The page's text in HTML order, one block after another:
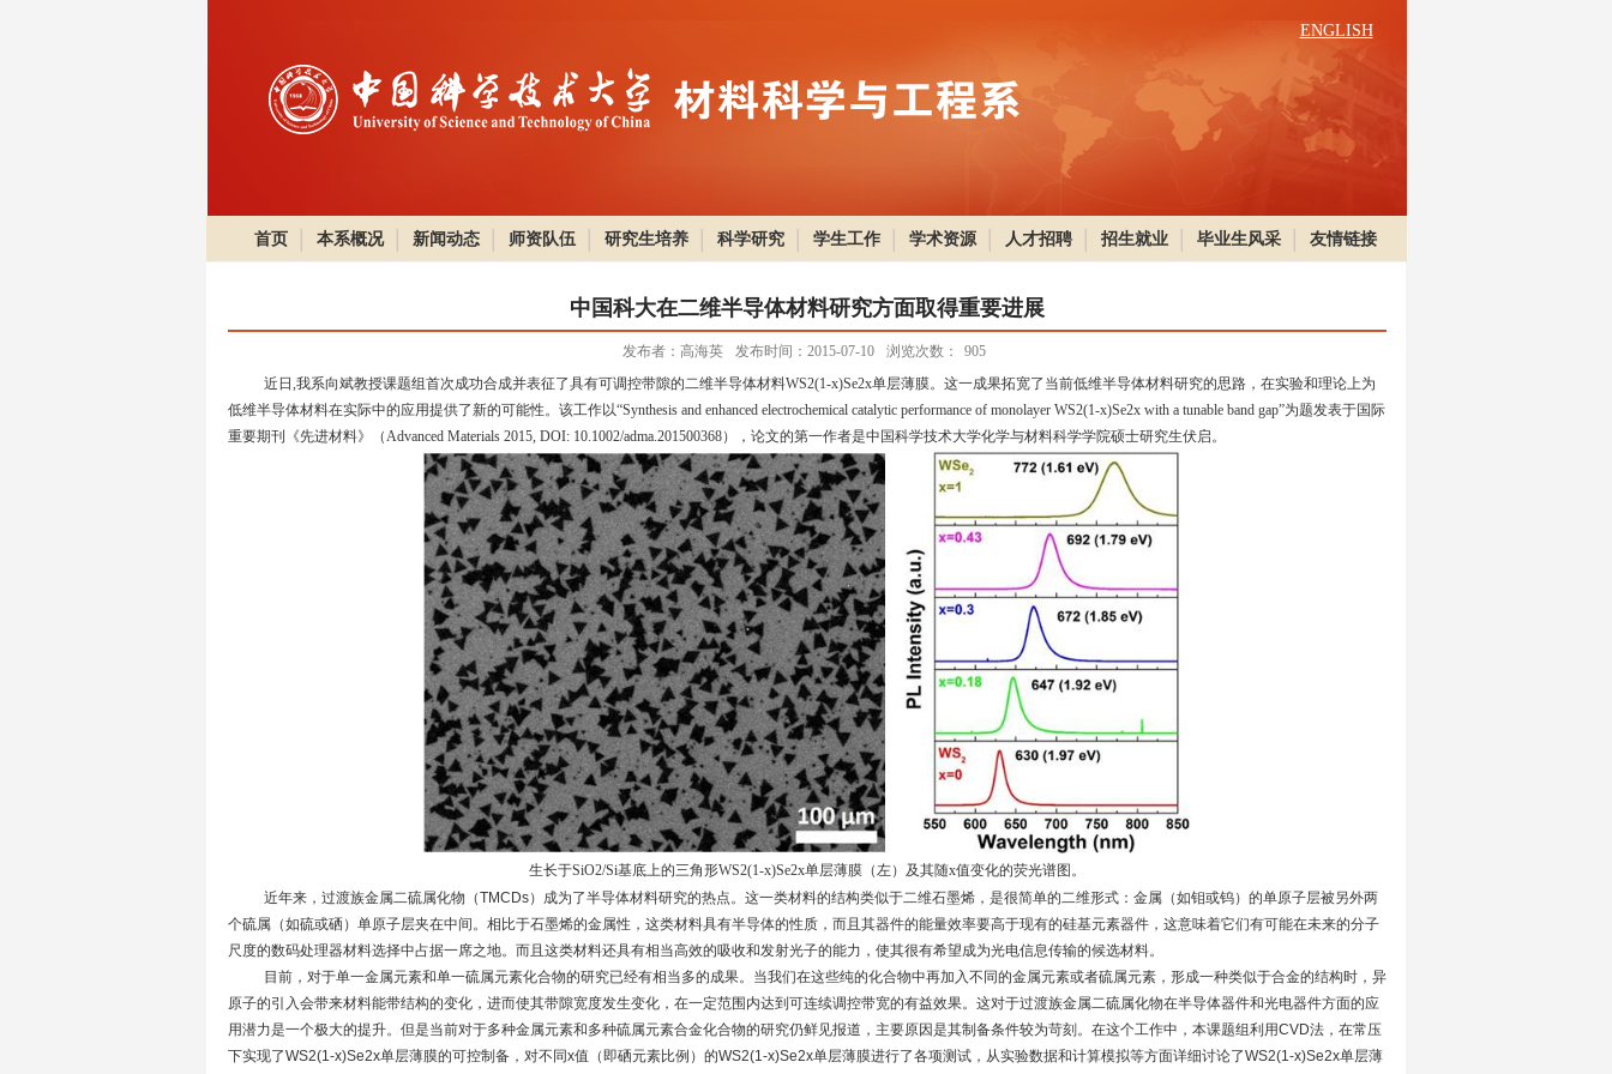
ENGLISH
首页 本系概况 新闻动态 师资队伍 研究生培养 科学研究 学生工作 学术资源 人才招聘 招生就业 毕业生风采 友情链接
中国科大在二维半导体材料研究方面取得重要进展
发布者：高海英 发布时间：2015-07-10 浏览次数：
905
近日,我系向斌教授课题组首次成功合成并表征了具有可调控带隙的二维半导体材料WS2(1-x)Se2x单层薄膜。这一成果拓宽了当前低维半导体材料研究的思路，在实验和理论上为
低维半导体材料在实际中的应用提供了新的可能性。该工作以“Synthesis and enhanced electrochemical catalytic performance of monolayer WS2(1-x)Se2x with a tunable band gap”为题发表于国际
重要期刊《先进材料》（Advanced Materials 2015, DOI: 10.1002/adma.201500368），论文的第一作者是中国科学技术大学化学与材料科学学院硕士研究生伏启。
生长于SiO2/Si基底上的三角形WS2(1-x)Se2x单层薄膜（左）及其随x值变化的荧光谱图。
近年来，过渡族金属二硫属化物（TMCDs）成为了半导体材料研究的热点。这一类材料的结构类似于二维石墨烯，是很简单的二维形式：金属（如钼或钨）的单原子层被另外两
个硫属（如硫或硒）单原子层夹在中间。相比于石墨烯的金属性，这类材料具有半导体的性质，而且其器件的能量效率要高于现有的硅基元素器件，这意味着它们有可能在未来的分子
尺度的数码处理器材料选择中占据一席之地。而且这类材料还具有相当高效的吸收和发射光子的能力，使其很有希望成为光电信息传输的候选材料。
目前，对于单一金属元素和单一硫属元素化合物的研究已经有相当多的成果。当我们在这些纯的化合物中再加入不同的金属元素或者硫属元素，形成一种类似于合金的结构时，异
原子的引入会带来材料能带结构的变化，进而使其带隙宽度发生变化，在一定范围内达到可连续调控带宽的有益效果。这对于过渡族金属二硫属化物在半导体器件和光电器件方面的应
用潜力是一个极大的提升。但是当前对于多种金属元素和多种硫属元素合金化合物的研究仍鲜见报道，主要原因是其制备条件较为苛刻。在这个工作中，本课题组利用CVD法，在常压
下实现了WS2(1-x)Se2x单层薄膜的可控制备，对不同x值（即硒元素比例）的WS2(1-x)Se2x单层薄膜进行了各项测试，从实验数据和计算模拟等方面详细讨论了WS2(1-x)Se2x单层薄